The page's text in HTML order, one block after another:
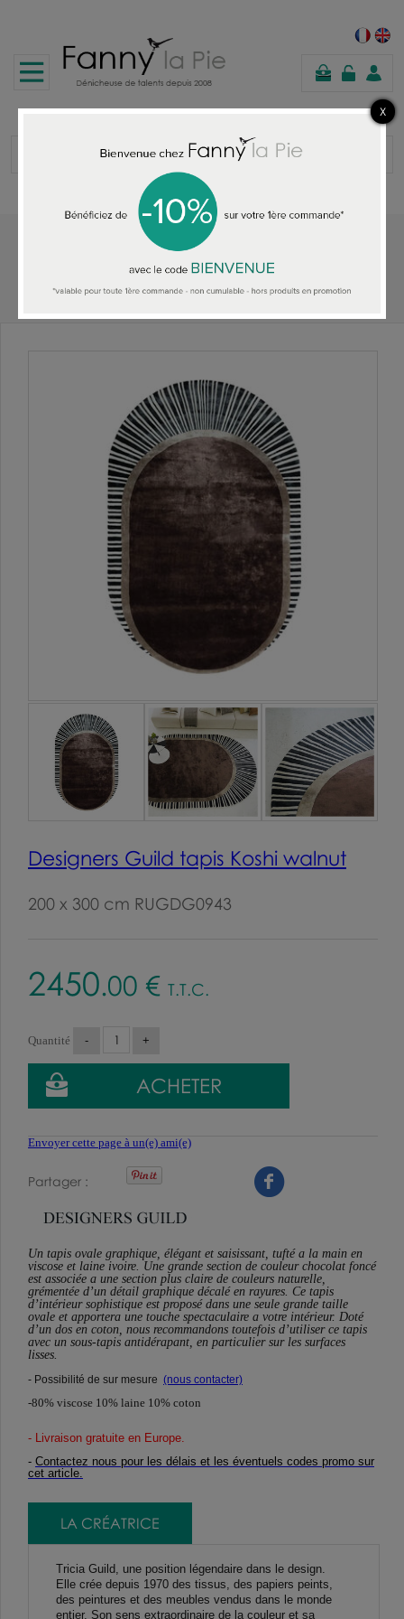
panier
TAPIS DESIGNERS GUILD
Designers Guild tapis Koshi walnut
Designers Guild tapis Koshi walnut
200 x 300 cm RUGDG0943
2450.00 € T.T.C.
Quantité
Envoyer cette page à un(e) ami(e)
Partager
Un tapis ovale graphique, élégant et saisissant, tufté a la main en
viscose et laine ivoire. Une grande section de couleur chocolat foncé
est associée a une section plus claire de couleurs naturelle,
grémentée d’un détail graphique décalé en rayures. Ce tapis
d’intérieur sophistique est proposé dans une seule grande taille
ovale et apportera une touche spectaculaire a votre intérieur. Doté
d’un dos en coton, nous recommandons toutefois d’utiliser ce tapis
avec un sous-tapis antidérapant, en particulier sur les surfaces
lisses.
- Possibilité de sur mesure (nous contacter)
-80% viscose 10% laine 10% coton
- Livraison gratuite en Europe
- Contactez nous pour les délais et les éventuels codes promo sur
cet article.
LA CRÉATRICE
Tricia Guild, une position légendaire dans le design.
Elle crée depuis 1970 des tissus, des papiers peints,
des peintures et des meubles vendus dans le monde
entier. Son sens extraordinaire de la couleur et sa